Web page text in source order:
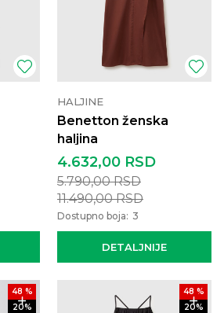
HALJINE
Benetton ženska
haljina
DETALJNIJE
4.632,00 RSD
5.790,00RSD
11.490,00RSD
Dostupno boja: 3
48 %
20%
48 %
20%